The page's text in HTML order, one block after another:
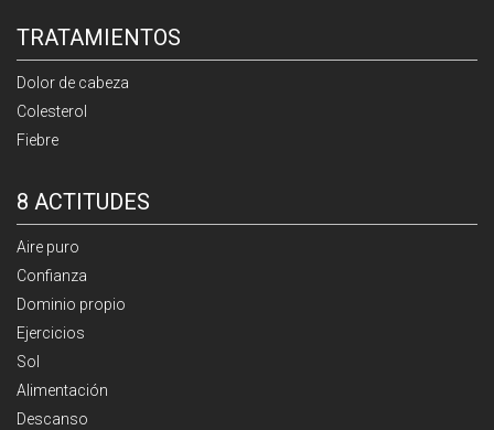
TRATAMIENTOS
Dolor de cabeza
Colesterol
Fiebre
8 ACTITUDES
Aire puro
Confianza
Dominio propio
Ejercicios
Sol
Alimentación
Descanso